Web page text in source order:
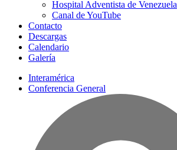
Hospital Adventista de Venezuela
Canal de YouTube
Contacto
Descargas
Calendario
Galería
Interamérica
Conferencia General